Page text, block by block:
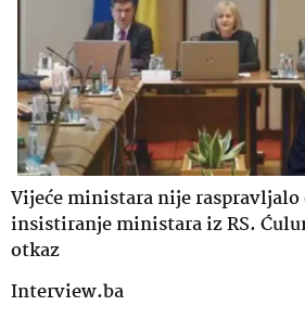
Vijeće ministara nije raspravljalo
insistiranje ministara iz RS.
otkaz
Interview.ba